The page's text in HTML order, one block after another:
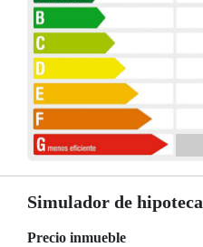
Simulador de hipoteca
Precio inmueble